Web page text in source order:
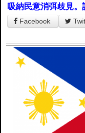
吸納民意消弭歧見。
Facebook